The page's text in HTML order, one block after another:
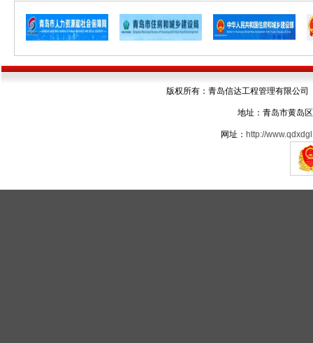
版权所有：青岛信达工程管理有限公
地址：青岛市黄岛
网址： http://